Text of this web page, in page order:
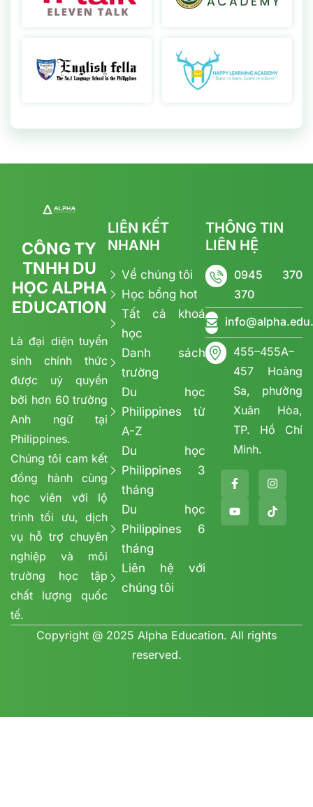
CÔNG TY
TNHH DU
HỌC ALPHA
EDUCATION
Là đại diện tuyển
sinh chính thức
được uỷ quyền
bởi hơn 60 trường
Anh ngữ tại
Philippines.
Chúng tôi cam kết
đồng hành cùng
học viên với lộ
trình tối ưu, dịch
vụ hỗ trợ chuyên
nghiệp và môi
trường học tập
chất lượng quốc
tế.
LIÊN KẾT
NHANH
Về chúng tôi
Học bổng hot
Tất cả khoá
học
Danh sách
trường
Du học
Philippines từ
A-Z
Du học
Philippines 3
tháng
Du học
Philippines 6
tháng
Liên hệ với
chúng tôi
THÔNG TIN
LIÊN HỆ
0945 370
370
455–455A–
457 Hoàng
Sa, phường
Xuân Hòa,
TP. Hồ Chí
Minh.
Copyright @ 2025 Alpha Education. All rights
reserved.